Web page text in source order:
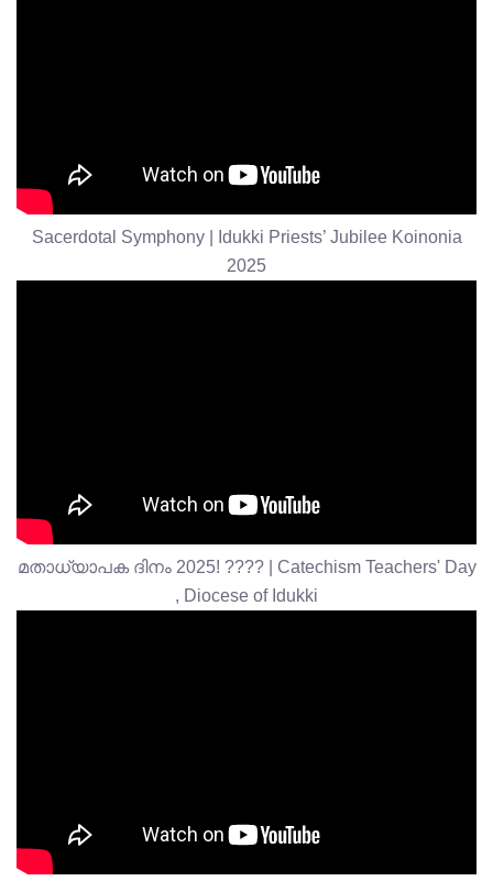
Sacerdotal Symphony | Idukki Priests’ Jubilee Koinonia
2025
മതാധ്യാപക ദിനം 2025! ???? | Catechism Teachers' Day
, Diocese of Idukki